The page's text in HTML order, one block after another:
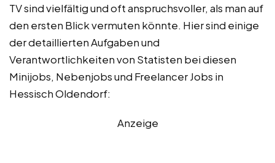
TV sind vielfältig und oft anspruchsvoller, als man auf
den ersten Blick vermuten könnte. Hier sind einige
der detaillierten Aufgaben und
Verantwortlichkeiten von Statisten bei diesen
Minijobs, Nebenjobs und Freelancer Jobs in
Hessisch Oldendorf:
Anzeige